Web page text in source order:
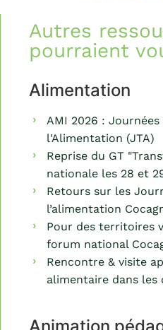
Autres
pourraient
Alimentation
AMI 2026 :
l'Alimentation (JTA)
Reprise du GT
nationale les 28 et
Retours sur les
l’alimentation
Pour des territoires
forum national
Rencontre & visite
alimentaire dans les